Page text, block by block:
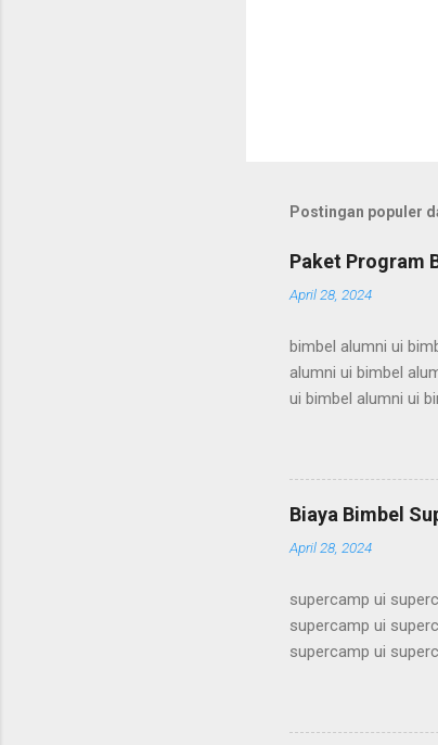
Postingan populer
Paket Program
April 28, 2024
bimbel alumni ui
alumni ui bimbel
ui bimbel alumni ui
alumni ui bimbel
ui bimbel alumni ui
bimbel alumni ui
alumni ui bimbel
Biaya Bimbel
April 28, 2024
supercamp ui
supercamp ui
supercamp ui
supercamp ui
supercamp ui